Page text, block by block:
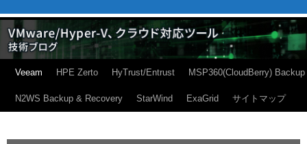
Veeam HPE Zerto HyTrust/Entrust MSP360(CloudBerry) Backup
N2WS Backup & Recovery StarWind ExaGrid サイトマップ